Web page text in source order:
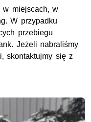
w miejscach, w
W przypadku
przebiegu
Jeżeli nabraliśmy
skontaktujmy się z